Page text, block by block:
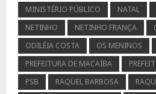
MINISTÉRIO PÚBLICO
NATAL
NETINHO
NETINHO FRANÇA
ODILÉIA COSTA
OS MENINOS
PREFEITURA DE MACAÍBA
PSB
RAQUEL BARBOSA